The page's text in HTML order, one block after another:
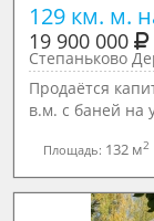
129 км. м.
19 900 000
Степаньково
Продаётся
в.м. с баней на
Площадь: 132 м2